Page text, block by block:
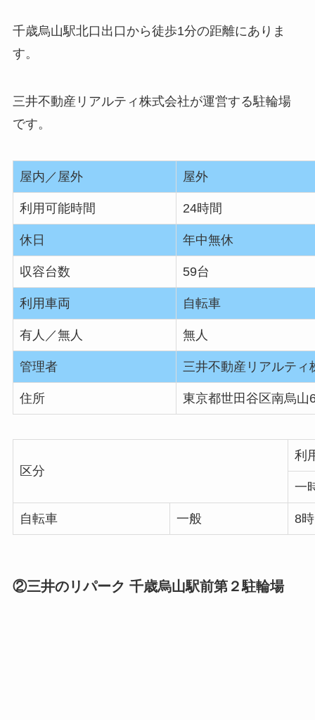
千歳烏山駅北口出口から徒歩1分の距離にありま
す。
三井不動産リアルティ株式会社が運営する駐輪場
です。
屋内／屋外 屋外
利用可能時間 24時間
休日 年中無休
収容台数 59台
利用車両 自転車
有人／無人 無人
管理者 三井不動産リアルティ
住所 東京都世田谷区南烏山
区分
利
一
自転車 一般 8
②三井のリパーク 千歳烏山駅前第２駐輪場